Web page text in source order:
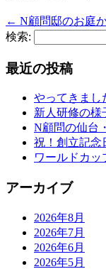
← N顧問邸のお庭
検索:
最近の投稿
やってきまし
新人研修の様
N顧問の仙台
祝！創立記念
ワールドカッ
アーカイブ
2026年8月
2026年7月
2026年6月
2026年5月